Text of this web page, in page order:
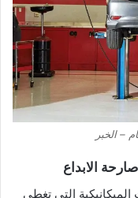
– الخبر
الابداع
التي تغطي